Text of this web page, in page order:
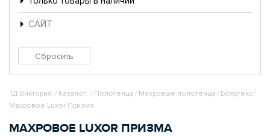
САЙТ
ТД Виктория. / Каталог. / Полотенца / Махровые полотенца / Бояртекс/
Махровое Luxor Призма
МАХРОВОЕ LUXOR ПРИЗМА